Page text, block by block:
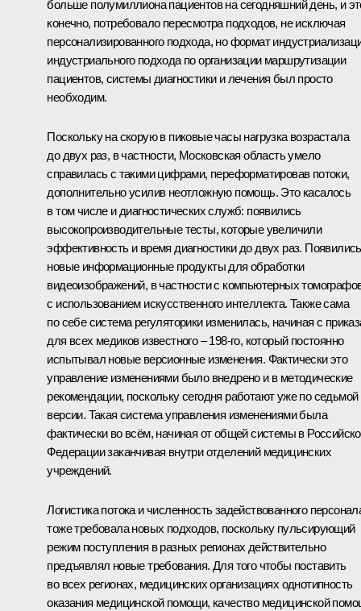
больше полумиллиона пациентов на сегодняшний день, и
конечно, потребовало пересмотра подходов, не исключая
персонализированного подхода, но формат
индустриального подхода по организации маршрутизации
пациентов, системы диагностики и лечения был просто
необходим.
Поскольку на скорую в пиковые часы нагрузка возрастала
до двух раз, в частности, Московская область умело
справилась с такими цифрами, переформатировав потоки,
дополнительно усилив неотложную помощь. Это касалось
в том числе и диагностических служб: появились
высокопроизводительные тесты, которые увеличили
эффективность и время диагностики до двух раз. Появились
новые информационные продукты для обработки
видеоизображений, в частности с компьютерных
с использованием искусственного интеллекта. Также сама
по себе система регуляторики изменилась, начиная с
для всех медиков известного – 198-го, который постоянно
испытывал новые версионные изменения. Фактически это
управление изменениями было внедрено и в методические
рекомендации, поскольку сегодня работают уже по седьмой
версии. Такая система управления изменениями была
фактически во всём, начиная от общей системы в
Федерации заканчивая внутри отделений медицинских
учреждений.
Логистика потока и численность задействованного
тоже требовала новых подходов, поскольку пульсирующий
режим поступления в разных регионах действительно
предъявлял новые требования. Для того чтобы поставить
во всех регионах, медицинских организациях однотипность
оказания медицинской помощи, качество медицинской